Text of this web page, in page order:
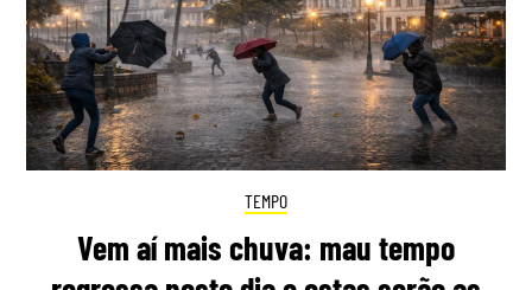
TEMPO
Vem aí mais chuva: mau tempo